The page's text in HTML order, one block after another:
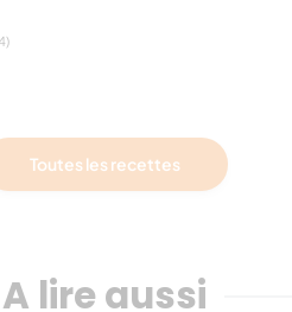
Toutes les recettes
A lire aussi